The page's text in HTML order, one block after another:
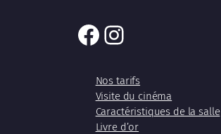
Facebook
Instagram
Nos tarifs
Visite du cinéma
Caractéristiques de la salle
Livre d’or